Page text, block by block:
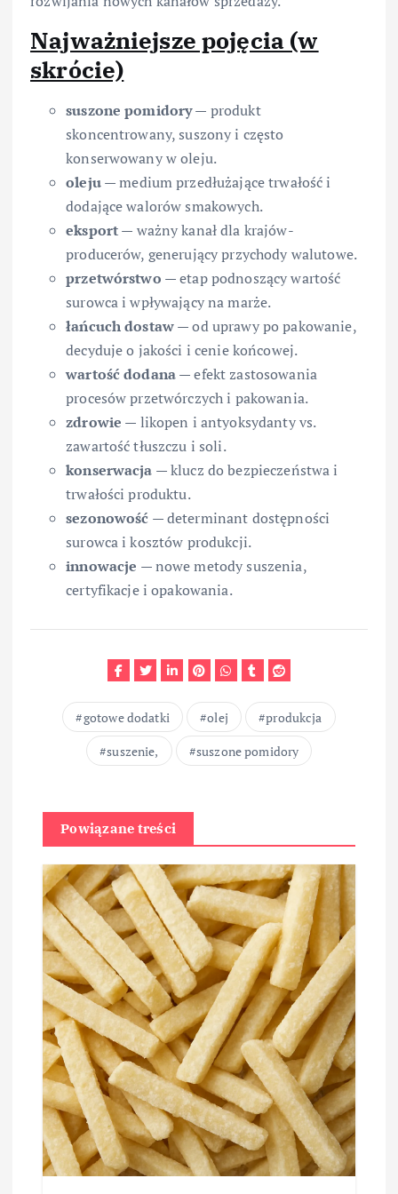
Najważniejsze pojęcia (w
skrócie)
suszone pomidory— produkt
skoncentrowany, suszony i często
konserwowany w oleju.
oleju— medium przedłużające trwałość i
dodające walorów smakowych.
eksport— ważny kanał dla krajów-
producerów, generujący przychody walutowe.
przetwórstwo — etap podnoszący wartość
surowca i wpływający na marże.
łańcuch dostaw— od uprawy po pakowanie,
decyduje o jakości i cenie końcowej.
wartość dodana— efekt zastosowania
procesów przetwórczych i pakowania.
zdrowie — likopen i antyoksydanty vs.
zawartość tłuszczu i soli.
konserwacja — klucz do bezpieczeństwa i
trwałości produktu.
sezonowość — determinant dostępności
surowca i kosztów produkcji.
innowacje — nowe metody suszenia,
certyfikacje i opakowania.
gotowe dodatki olej
produkcja
suszenie,
suszone pomidory
Powiązane treści